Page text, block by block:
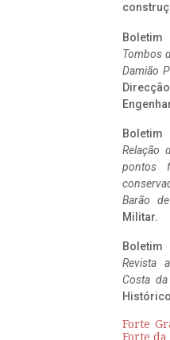
Tombos
Damião
Relação
pontos
Barão
Militar.
Revista
Costa
Forte
Forte da